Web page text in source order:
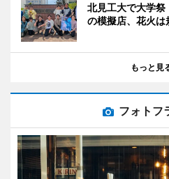
北見工大で大学
の模擬店、花火は
もっと見
フォトフ